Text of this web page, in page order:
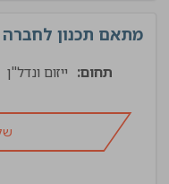
מתאם תכנון לחברה
תחום: ייזום ונדל"ן